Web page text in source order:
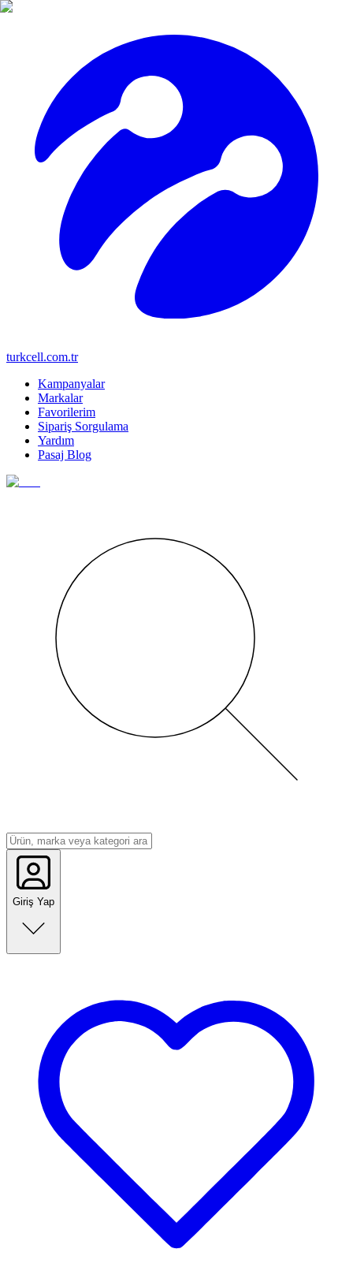
turkcell.com.tr
Kampanyalar
Markalar
Favorilerim
Sipariş Sorgulama
Yardım
Pasaj Blog
Giriş Yap